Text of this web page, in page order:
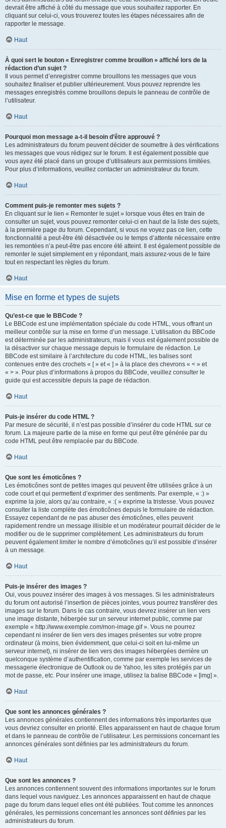
devrait être affiché à côté du message que vous souhaitez rapporter. En
cliquant sur celui-ci, vous trouverez toutes les étapes nécessaires afin de
rapporter le message.
Haut
À quoi sert le bouton « Enregistrer comme brouillon » affiché lors de la
rédaction d’un sujet ?
Il vous permet d’enregistrer comme brouillons les messages que vous
souhaitez finaliser et publier ultérieurement. Vous pouvez reprendre les
messages enregistrés comme brouillons depuis le panneau de contrôle de
l’utilisateur.
Haut
Pourquoi mon message a-t-il besoin d’être approuvé ?
Les administrateurs du forum peuvent décider de soumettre à des vérifications
les messages que vous rédigez sur le forum. Il est également possible que
vous ayez été placé dans un groupe d’utilisateurs aux permissions limitées.
Pour plus d’informations, veuillez contacter un administrateur du forum.
Haut
Comment puis-je remonter mes sujets ?
En cliquant sur le lien « Remonter le sujet » lorsque vous êtes en train de
consulter un sujet, vous pouvez remonter celui-ci en haut de la liste des sujets,
à la première page du forum. Cependant, si vous ne voyez pas ce lien, cette
fonctionnalité a peut-être été désactivée ou le temps d’attente nécessaire entre
les remontées n’a peut-être pas encore été atteint. Il est également possible de
remonter le sujet simplement en y répondant, mais assurez-vous de le faire
tout en respectant les règles du forum.
Haut
Mise en forme et types de sujets
Qu’est-ce que le BBCode ?
Le BBCode est une implémentation spéciale du code HTML, vous offrant un
meilleur contrôle sur la mise en forme d’un message. L’utilisation du BBCode
est déterminée par les administrateurs, mais il vous est également possible de
la désactiver sur chaque message depuis le formulaire de rédaction. Le
BBCode est similaire à l’architecture du code HTML, les balises sont
contenues entre des crochets « [ » et « ] » à la place des chevrons « < » et
« > ». Pour plus d’informations à propos du BBCode, veuillez consulter le
guide qui est accessible depuis la page de rédaction.
Haut
Puis-je insérer du code HTML ?
Par mesure de sécurité, il n’est pas possible d’insérer du code HTML sur ce
forum. La majeure partie de la mise en forme qui peut être générée par du
code HTML peut être remplacée par du BBCode.
Haut
Que sont les émoticônes ?
Les émoticônes sont de petites images qui peuvent être utilisées grâce à un
code court et qui permettent d’exprimer des sentiments. Par exemple, « :) »
exprime la joie, alors qu’au contraire, « :( » exprime la tristesse. Vous pouvez
consulter la liste complète des émoticônes depuis le formulaire de rédaction.
Essayez cependant de ne pas abuser des émoticônes, elles peuvent
rapidement rendre un message illisible et un modérateur pourrait décider de le
modifier ou de le supprimer complètement. Les administrateurs du forum
peuvent également limiter le nombre d’émoticônes qu’il est possible d’insérer
à un message.
Haut
Puis-je insérer des images ?
Oui, vous pouvez insérer des images à vos messages. Si les administrateurs
du forum ont autorisé l’insertion de pièces jointes, vous pourrez transférer des
images sur le forum. Dans le cas contraire, vous devrez insérer un lien vers
une image distante, hébergée sur un serveur internet public, comme par
exemple « http://www.exemple.com/mon-image.gif ». Vous ne pourrez
cependant ni insérer de lien vers des images présentes sur votre propre
ordinateur (à moins, bien évidemment, que celui-ci soit en lui-même un
serveur internet), ni insérer de lien vers des images hébergées derrière un
quelconque système d’authentification, comme par exemple les services de
messagerie électronique de Outlook ou de Yahoo, les sites protégés par un
mot de passe, etc. Pour insérer une image, utilisez la balise BBCode « [img] ».
Haut
Que sont les annonces générales ?
Les annonces générales contiennent des informations très importantes que
vous devriez consulter en priorité. Elles apparaissent en haut de chaque forum
et dans le panneau de contrôle de l’utilisateur. Les permissions concernant les
annonces générales sont définies par les administrateurs du forum.
Haut
Que sont les annonces ?
Les annonces contiennent souvent des informations importantes sur le forum
dans lequel vous naviguez. Les annonces apparaissent en haut de chaque
page du forum dans lequel elles ont été publiées. Tout comme les annonces
générales, les permissions concernant les annonces sont définies par les
administrateurs du forum.